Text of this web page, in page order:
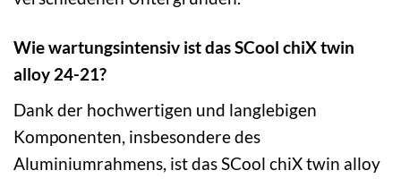
Wie wartungsintensiv ist das SCool chiX twin
alloy 24-21?
Dank der hochwertigen und langlebigen
Komponenten, insbesondere des
Aluminiumrahmens, ist das SCool chiX twin alloy